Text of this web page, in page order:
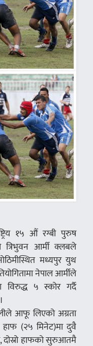
१५ औं रग्बी पुरुष
त्रिभुवन आर्मी क्लबले
मध्यपुर युथ
नेपाल आर्मीले
विरुद्ध ५ स्कोर गर्दै
आफू लिएको अग्रता
हाफ (२५ मिनेट)मा दुवै
दोस्रो हाफको सुरुआतमै